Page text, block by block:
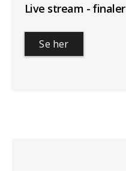
Live stream - finaler
Se her